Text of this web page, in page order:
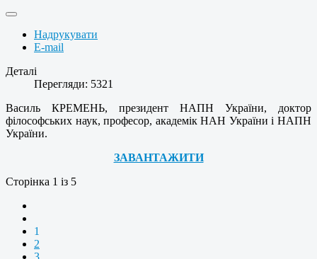
Надрукувати
E-mail
Деталі
Перегляди: 5321
Василь КРЕМЕНЬ, президент НАПН України, доктор
філософських наук, професор, академік НАН України і НАПН
України.
ЗАВАНТАЖИТИ
Сторінка 1 із 5
1
2
3